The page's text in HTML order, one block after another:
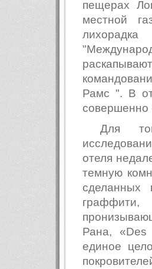
пещерах
местной
Рамс ". В
совершенно
Для
отеля
темную
сделанных
граффити,
Рана, «Des
единое